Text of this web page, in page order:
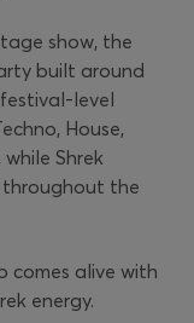
show, the
built around
level
House,
while Shrek
throughout the
comes alive with
energy.